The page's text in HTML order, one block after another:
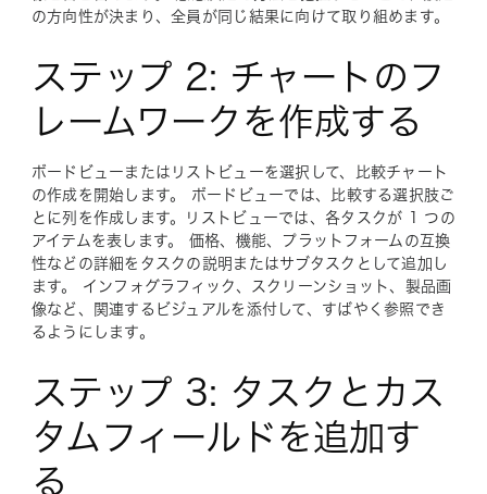
の方向性が決まり、全員が同じ結果に向けて取り組めます。
ステップ 2: チャートのフ
レームワークを作成する
ボードビューまたはリストビューを選択して、比較チャート
の作成を開始します。 ボードビューでは、比較する選択肢ご
とに列を作成します。リストビューでは、各タスクが 1 つの
アイテムを表します。 価格、機能、プラットフォームの互換
性などの詳細をタスクの説明またはサブタスクとして追加し
ます。 インフォグラフィック、スクリーンショット、製品画
像など、関連するビジュアルを添付して、すばやく参照でき
るようにします。
ステップ 3: タスクとカス
タムフィールドを追加す
る